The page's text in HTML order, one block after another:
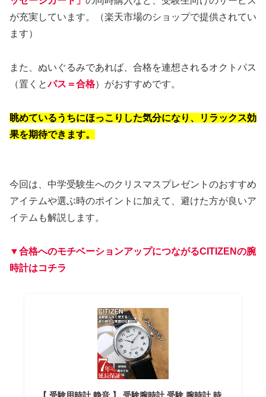
が充実しています。（楽天市場のショップで提供されてい
ます）
また、ぬいぐるみであれば、合格を連想されるオクトパス
（置くとパス＝合格）がおすすめです。
眺めているうちにほっこりした気分になり、リラックス効
果を期待できます。
今回は、中学受験生へのクリスマスプレゼントのおすすめ
アイテムや選ぶ時のポイントに加えて、避けた方が良いア
イテムも解説します。
▼合格へのモチベーションアップにつながるCITIZENの腕
時計はコチラ